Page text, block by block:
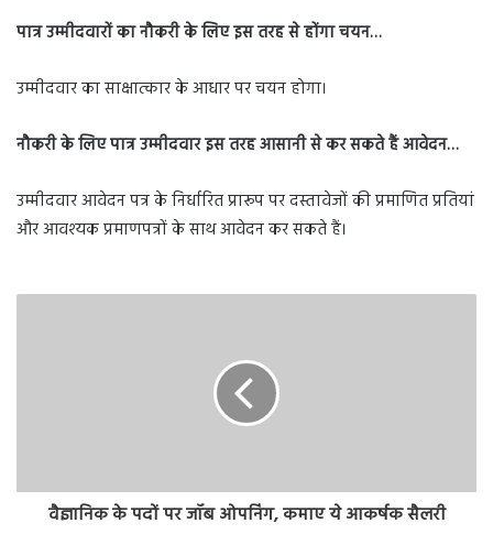
पात्र उम्मीदवारों का नौकरी के लिए इस तरह से होंगा चयन…
उम्मीदवार का साक्षात्कार के आधार पर चयन होगा।
नौकरी के लिए पात्र उम्मीदवार इस तरह आसानी से कर सकते हैं आवेदन…
उम्मीदवार आवेदन पत्र के निर्धारित प्रारूप पर दस्तावेजों की प्रमाणित प्रतियां
और आवश्यक प्रमाणपत्रों के साथ आवेदन कर सकते हैं।
वैज्ञानिक के पदों पर जॉब ओपनिंग, कमाए ये आकर्षक सैलरी